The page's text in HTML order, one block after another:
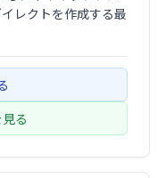
レクトを作成する最
る